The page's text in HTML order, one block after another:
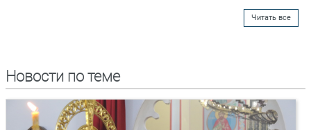
Читать все
Новости по теме